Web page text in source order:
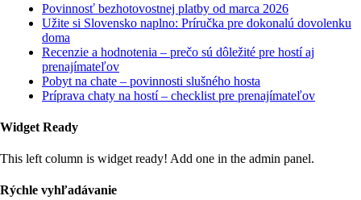
Povinnosť bezhotovostnej platby od marca 2026
Užite si Slovensko naplno: Príručka pre dokonalú dovolenku
doma
Recenzie a hodnotenia – prečo sú dôležité pre hostí aj
prenajímateľov
Pobyt na chate – povinnosti slušného hosta
Príprava chaty na hostí – checklist pre prenajímateľov
Widget Ready
This left column is widget ready! Add one in the admin panel.
Rýchle vyhľadávanie